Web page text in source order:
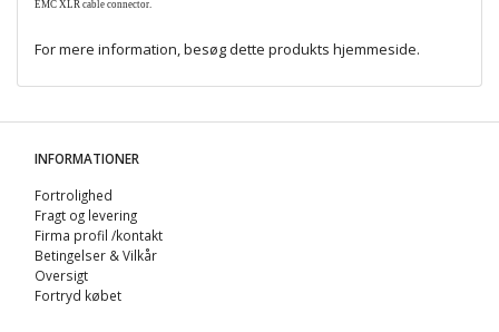
EMC XLR cable connector.
For mere information, besøg dette produkts hjemmeside.
INFORMATIONER
Fortrolighed
Fragt og levering
Firma profil /kontakt
Betingelser & Vilkår
Oversigt
Fortryd købet